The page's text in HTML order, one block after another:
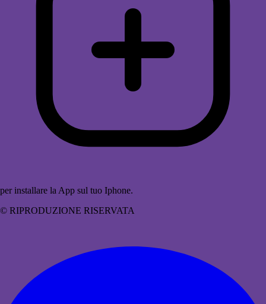
per installare la App sul tuo Iphone.
© RIPRODUZIONE RISERVATA